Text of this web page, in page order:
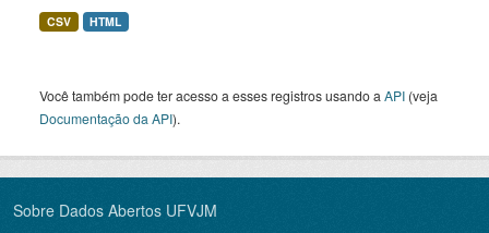
CSV HTML
Você também pode ter acesso a esses registros usando a API (veja
Documentação da API).
Sobre Dados Abertos UFVJM